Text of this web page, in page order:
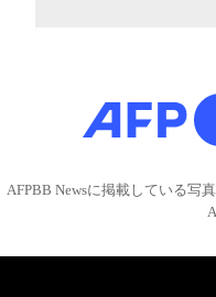
AFPBB Newsに掲載している写